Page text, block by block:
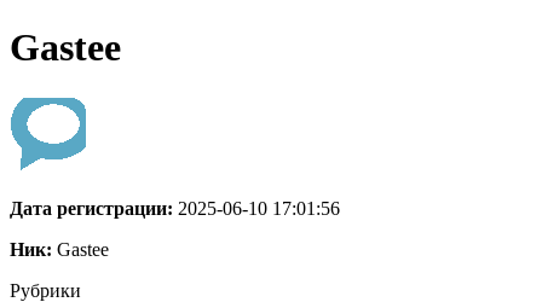
Gastee
Дата регистрации: 2025-06-10 17:01:56
Ник: Gastee
Рубрики